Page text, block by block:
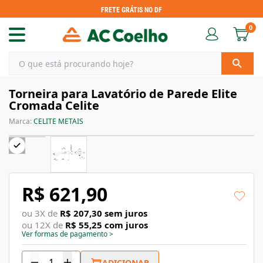
FRETE GRÁTIS NO DF
0
Torneira para Lavatório de Parede Elite
Cromada Celite
Marca:CELITE METAIS
R$ 621,90
ou 3X de R$ 207,30 sem juros
ou 12X de R$ 55,25 com juros
Ver formas de pagamento>